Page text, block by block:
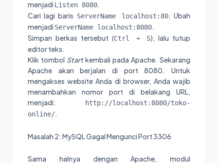
menjadi Listen 8080.
Cari lagi baris ServerName localhost:80. Ubah
menjadi ServerName localhost:8080.
Simpan berkas tersebut (Ctrl + S), lalu tutup
editor teks.
Klik tombol Startkembali pada Apache. Sekarang
Apache akan berjalan di port 8080. Untuk
mengakses website Anda di browser, Anda wajib
menambahkan nomor port di belakang URL,
menjadi:
http://localhost:8080/toko-
online/.
Masalah 2: MySQL Gagal Mengunci Port 3306
Sama halnya dengan Apache, modul